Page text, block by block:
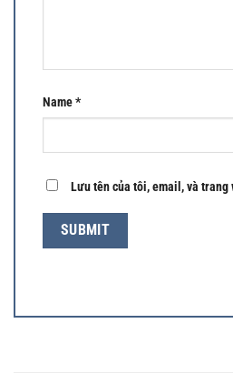
Name*
Lưu tên của tôi, email, và